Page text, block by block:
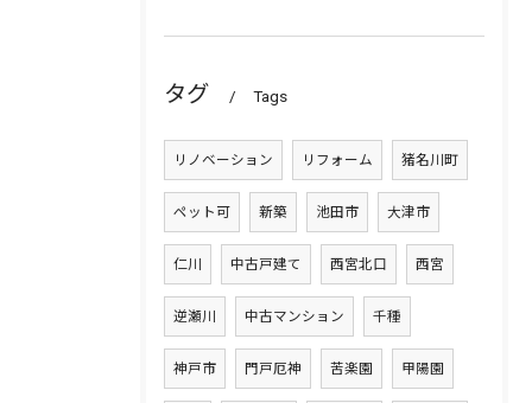
タグ Tags
リノベーション リフォーム 猪名川町
ペット可 新築 池田市 大津市
仁川 中古戸建て 西宮北口 西宮
逆瀬川 中古マンション 千種
神戸市 門戸厄神 苦楽園 甲陽園